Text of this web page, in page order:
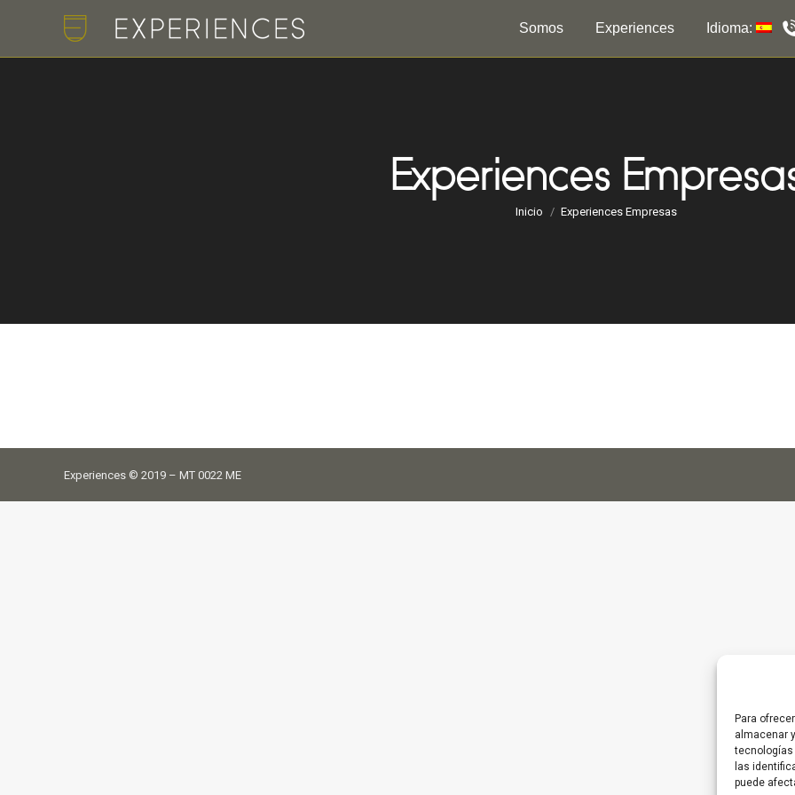
Para
almacenar
tecnologías
las
puede
Somos Experiences Idioma:
Experiences
Estás aquí:
Inicio Experiences Empresas
Experiences © 2019 – MT 0022 ME